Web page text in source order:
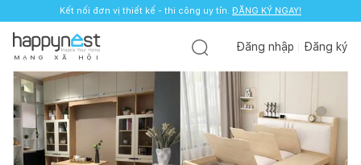
Kết nối đơn vị thiết kế - thi công uy tín. ĐĂNG KÝ NGAY!
M Ạ N G X Ã H Ộ I
Đăng nhập Đăng ký